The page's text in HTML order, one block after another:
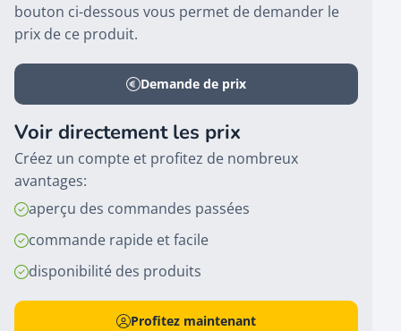
bouton ci-dessous vous permet de demander le
prix de ce produit.
Demande de prix
Voir directement les prix
Créez un compte et profitez de nombreux
avantages:
aperçu des commandes passées
commande rapide et facile
disponibilité des produits
Profitez maintenant